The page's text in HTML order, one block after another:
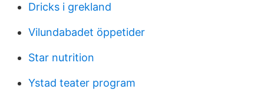
Dricks i grekland
Vilundabadet öppetider
Star nutrition
Ystad teater program